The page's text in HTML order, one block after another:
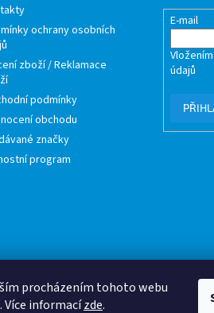
procházením tohoto webu
Více informacízde.
ochrany osobních
zboží / Reklamace
podmínky
obchodu
značky
program
E-mail
údajů